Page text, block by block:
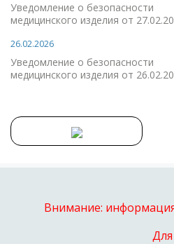
Уведомление о безопасности
медицинского изделия от
26.02.2026
Уведомление о безопасности
медицинского изделия от
Внимание: